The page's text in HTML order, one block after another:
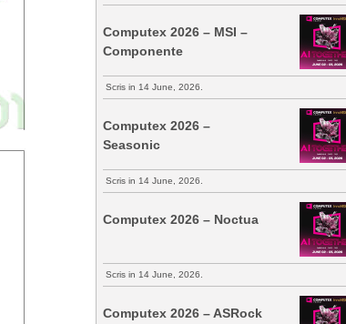
Computex 2026 – MSI –
Componente
Scris in 14 June, 2026.
Computex 2026 –
Seasonic
Scris in 14 June, 2026.
Computex 2026 – Noctua
Scris in 14 June, 2026.
Computex 2026 – ASRock